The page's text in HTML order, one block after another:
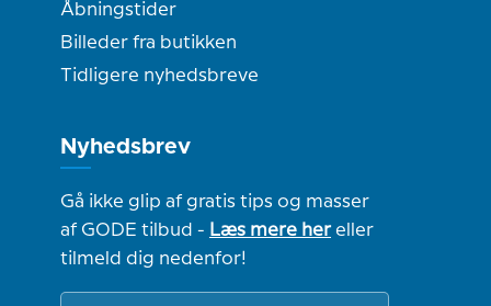
Åbningstider
Billeder fra butikken
Tidligere nyhedsbreve
Nyhedsbrev
Gå ikke glip af gratis tips og masser
af GODE tilbud - Læs mere hereller
tilmeld dig nedenfor!